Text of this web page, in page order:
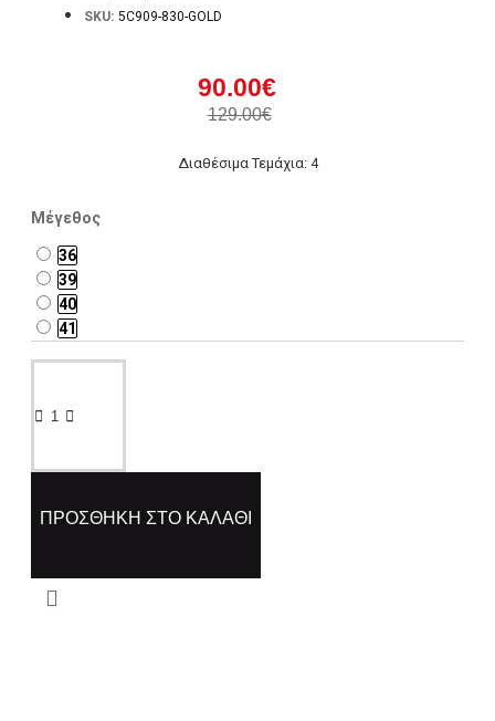
SKU: 5C909-830-GOLD
90.00€
129.00€
Διαθέσιμα Τεμάχια: 4
Μέγεθος
36
39
40
41
ΠΡΟΣΘΉΚΗ ΣΤΟ ΚΑΛΆΘΙ